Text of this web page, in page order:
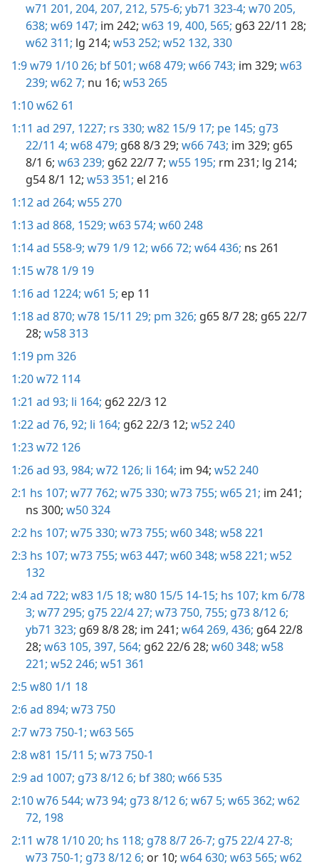
w71 201, 204, 207, 212, 575-6; yb71 323-4; w70 205,
638; w69 147; im 242; w63 19, 400, 565; g63 22/11 28;
w62 311; lg 214; w53 252; w52 132, 330
1:9w79 1/10 26; bf 501; w68 479; w66 743; im 329; w63
239; w62 7; nu 16; w53 265
1:10w62 61
1:11 ad 297, 1227; rs 330; w82 15/9 17; pe 145; g73
22/11 4; w68 479; g68 8/3 29; w66 743; im 329; g65
8/1 6; w63 239; g62 22/7 7; w55 195; rm 231; lg 214;
g54 8/1 12; w53 351; el 216
1:12ad 264; w55 270
1:13ad 868, 1529; w63 574; w60 248
1:14ad 558-9; w79 1/9 12; w66 72; w64 436; ns 261
1:15w78 1/9 19
1:16ad 1224; w61 5; ep 11
1:18ad 870; w78 15/11 29; pm 326; g65 8/7 28; g65 22/7
28; w58 313
1:19 pm 326
1:20w72 114
1:21 ad 93; li 164; g62 22/3 12
1:22ad 76, 92; li 164; g62 22/3 12; w52 240
1:23w72 126
1:26ad 93, 984; w72 126; li 164; im 94; w52 240
2:1 hs 107; w77 762; w75 330; w73 755; w65 21; im 241;
ns 300; w50 324
2:2 hs 107; w75 330; w73 755; w60 348; w58 221
2:3 hs 107; w73 755; w63 447; w60 348; w58 221; w52
132
2:4ad 722; w83 1/5 18; w80 15/5 14-15; hs 107; km 6/78
3; w77 295; g75 22/4 27; w73 750, 755; g73 8/12 6;
yb71 323; g69 8/8 28; im 241; w64 269, 436; g64 22/8
28; w63 105, 397, 564; g62 22/6 28; w60 348; w58
221; w52 246; w51 361
2:5w80 1/1 18
2:6ad 894; w73 750
2:7w73 750-1; w63 565
2:8w81 15/11 5; w73 750-1
2:9ad 1007; g73 8/12 6; bf 380; w66 535
2:10w76 544; w73 94; g73 8/12 6; w67 5; w65 362; w62
72, 198
2:11 w78 1/10 20; hs 118; g78 8/7 26-7; g75 22/4 27-8;
w73 750-1; g73 8/12 6; or 10; w64 630; w63 565; w62